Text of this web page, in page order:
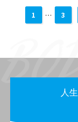
1 … 3
人